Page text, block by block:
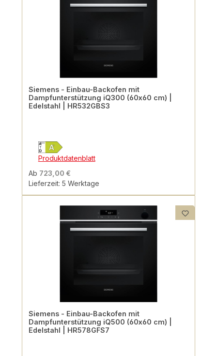
Siemens - Einbau-Backofen mit
Dampfunterstützung iQ300 (60x60 cm) |
Edelstahl | HR532GBS3
Produktdatenblatt
Ab 723,00 €
Lieferzeit: 5 Werktage
Siemens - Einbau-Backofen mit
Dampfunterstützung iQ500 (60x60 cm) |
Edelstahl | HR578GFS7